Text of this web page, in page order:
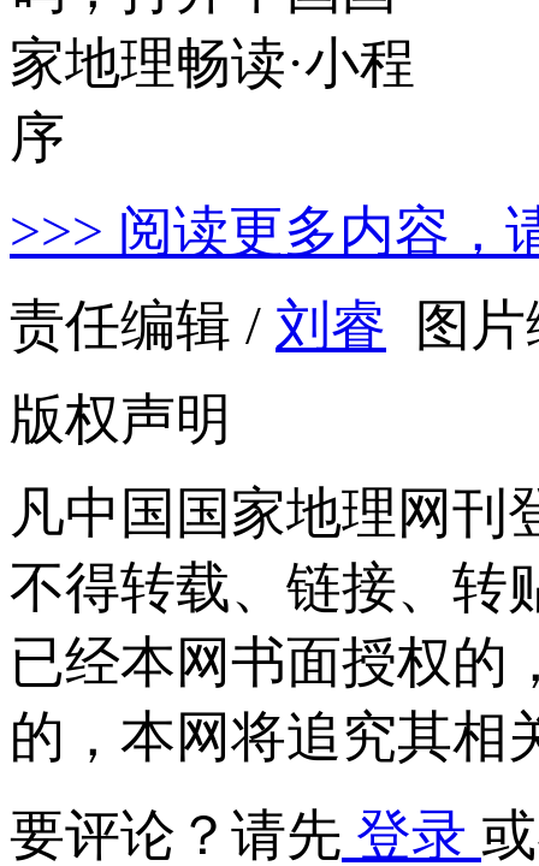
>>> 阅读更多内容，
责任编辑 / 刘睿 图
版权声明
凡中国国家地理网刊
不得转载、链接、转
已经本网书面授权的
的，本网将追究其相
要评论？请先 登录